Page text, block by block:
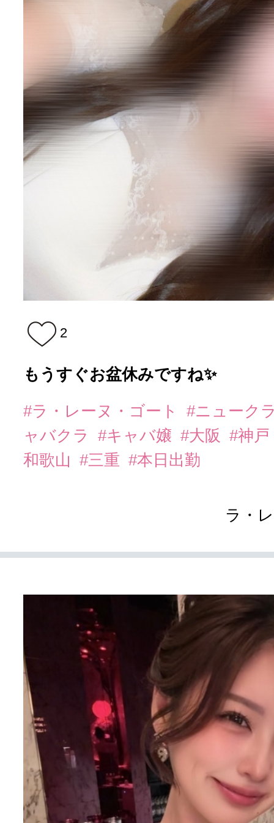
2
もうすぐお盆休みですね✨
#ラ・レーヌ・ゴート
#ニューク
ャバクラ
#キャバ嬢 #大阪
#神戸
和歌山
#三重 #本日出勤
ラ・